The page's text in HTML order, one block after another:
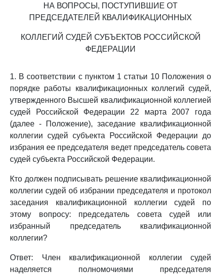
НА ВОПРОСЫ, ПОСТУПИВШИЕ ОТ
ПРЕДСЕДАТЕЛЕЙ КВАЛИФИКАЦИОННЫХ
КОЛЛЕГИЙ СУДЕЙ СУБЪЕКТОВ РОССИЙСКОЙ
ФЕДЕРАЦИИ
1. В соответствии с пунктом 1 статьи 10 Положения о
порядке работы квалификационных коллегий судей,
утвержденного Высшей квалификационной коллегией
судей Российской Федерации 22 марта 2007 года
(далее - Положение), заседание квалификационной
коллегии судей субъекта Российской Федерации до
избрания ее председателя ведет председатель совета
судей субъекта Российской Федерации.
Кто должен подписывать решение квалификационной
коллегии судей об избрании председателя и протокол
заседания квалификационной коллегии судей по
этому вопросу: председатель совета судей или
избранный председатель квалификационной
коллегии?
Ответ: Член квалификационной коллегии судей
наделяется полномочиями председателя